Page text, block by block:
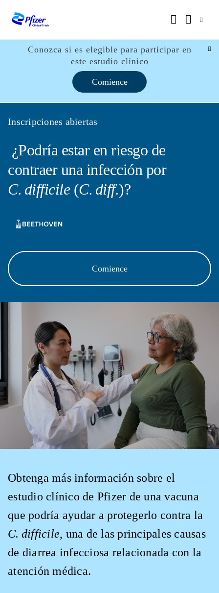
Conozca si es elegible para participar en
este estudio clínico
Comience
Inscripciones abiertas
¿Podría estar en riesgo de
contraer una infección por
C. difficile(C. diff.)?
Comience
Obtenga más información sobre el
estudio clínico de Pfizer de una vacuna
que podría ayudar a protegerlo contra la ​​
C. difficile, una de las principales causas
de diarrea infecciosa relacionada con la
atención médica.